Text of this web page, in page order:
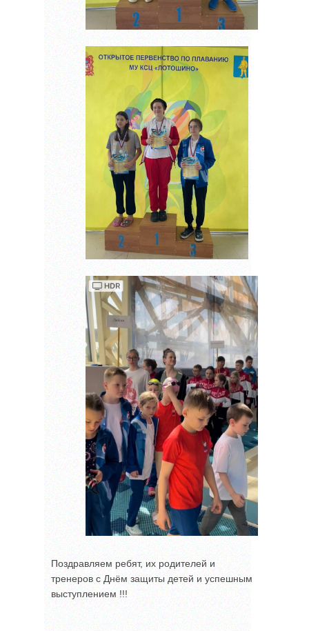
Поздравляем ребят, их родителей и
тренеров с Днём защиты детей и успешным
выступлением !!!